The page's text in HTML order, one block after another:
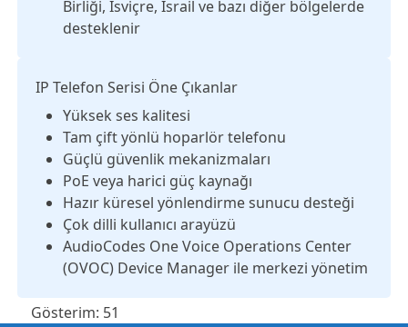
Birliği, İsviçre, İsrail ve bazı diğer bölgelerde
desteklenir
IP Telefon Serisi Öne Çıkanlar
Yüksek ses kalitesi
Tam çift yönlü hoparlör telefonu
Güçlü güvenlik mekanizmaları
PoE veya harici güç kaynağı
Hazır küresel yönlendirme sunucu desteği
Çok dilli kullanıcı arayüzü
AudioCodes One Voice Operations Center
(OVOC) Device Manager ile merkezi yönetim
Gösterim: 51